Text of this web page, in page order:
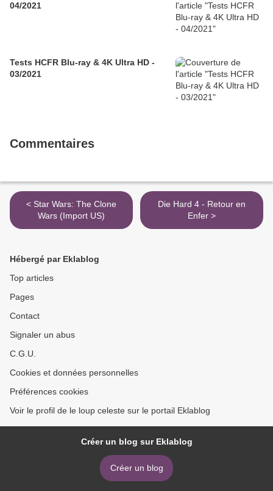
04/2021
Tests HCFR Blu-ray & 4K Ultra HD -
03/2021
Commentaires
< Star Wars: The Clone
Wars (Import US)
Die Hard 4 - Retour en
Enfer >
Hébergé par Eklablog
Top articles
Pages
Contact
Signaler un abus
C.G.U.
Cookies et données personnelles
Préférences cookies
Voir le profil de le loup celeste sur le portail Eklablog
Créer un blog sur Eklablog
Créer un blog